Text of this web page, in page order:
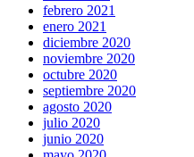
febrero 2021
enero 2021
diciembre 2020
noviembre 2020
octubre 2020
septiembre 2020
agosto 2020
julio 2020
junio 2020